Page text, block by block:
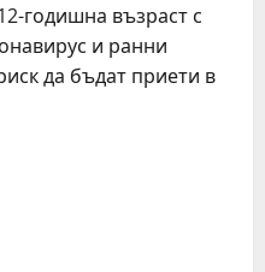
годишна възраст с
и ранни
да бъдат приети в